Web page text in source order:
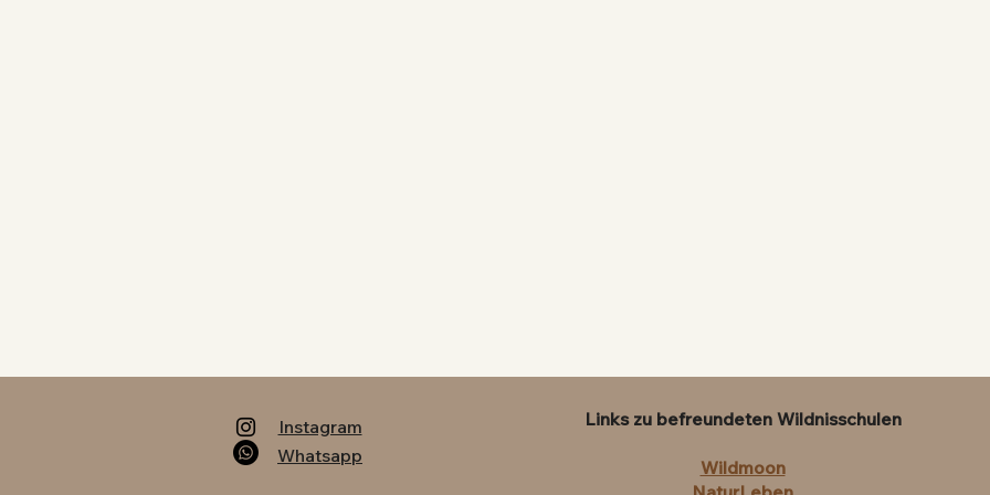
Instagram
Whatsapp
Links zu befreundeten Wildnisschulen
Wildmoon